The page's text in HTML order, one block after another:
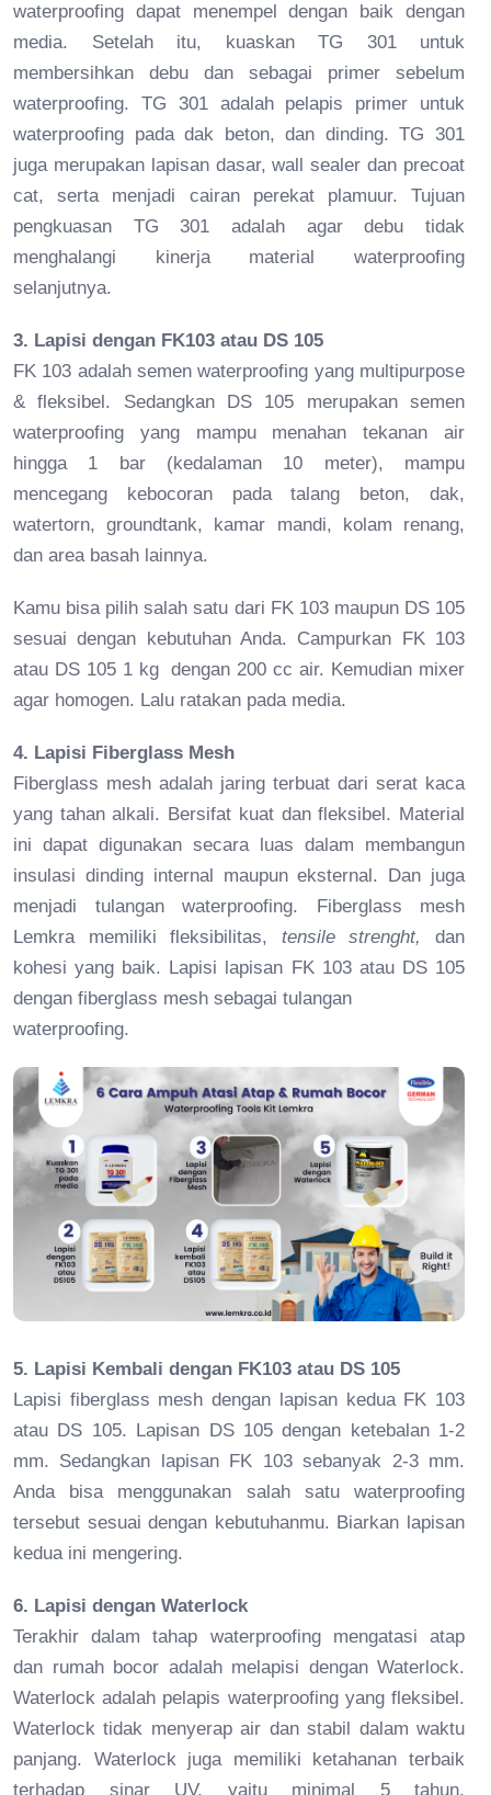
waterproofing dapat menempel dengan baik dengan
media. Setelah itu, kuaskan TG 301 untuk
membersihkan debu dan sebagai primer sebelum
waterproofing. TG 301 adalah pelapis primer untuk
waterproofing pada dak beton, dan dinding. TG 301
juga merupakan lapisan dasar, wall sealer dan precoat
cat, serta menjadi cairan perekat plamuur. Tujuan
pengkuasan TG 301 adalah agar debu tidak
menghalangi kinerja material waterproofing
selanjutnya.
3. Lapisi dengan FK103 atau DS 105
FK 103 adalah semen waterproofing yang multipurpose
& fleksibel. Sedangkan DS 105 merupakan semen
waterproofing yang mampu menahan tekanan air
hingga 1 bar (kedalaman 10 meter), mampu
mencegang kebocoran pada talang beton, dak,
watertorn, groundtank, kamar mandi, kolam renang,
dan area basah lainnya.
Kamu bisa pilih salah satu dari FK 103 maupun DS 105
sesuai dengan kebutuhan Anda. Campurkan FK 103
atau DS 105 1 kg dengan 200 cc air. Kemudian mixer
agar homogen. Lalu ratakan pada media.
4. Lapisi Fiberglass Mesh
Fiberglass mesh adalah jaring terbuat dari serat kaca
yang tahan alkali. Bersifat kuat dan fleksibel. Material
ini dapat digunakan secara luas dalam membangun
insulasi dinding internal maupun eksternal. Dan juga
menjadi tulangan waterproofing. Fiberglass mesh
Lemkra memiliki fleksibilitas, tensile strenght,
dan
kohesi yang baik. Lapisi lapisan FK 103 atau DS 105
dengan fiberglass mesh sebagai tulangan
waterproofing.
5. Lapisi Kembali dengan FK103 atau DS 105
Lapisi fiberglass mesh dengan lapisan kedua FK 103
atau DS 105. Lapisan DS 105 dengan ketebalan 1-2
mm. Sedangkan lapisan FK 103 sebanyak 2-3 mm.
Anda bisa menggunakan salah satu waterproofing
tersebut sesuai dengan kebutuhanmu. Biarkan lapisan
kedua ini mengering.
6. Lapisi dengan Waterlock
Terakhir dalam tahap waterproofing mengatasi atap
dan rumah bocor adalah melapisi dengan Waterlock.
Waterlock adalah pelapis waterproofing yang fleksibel.
Waterlock tidak menyerap air dan stabil dalam waktu
panjang. Waterlock juga memiliki ketahanan terbaik
terhadap sinar UV, yaitu minimal 5 tahun.